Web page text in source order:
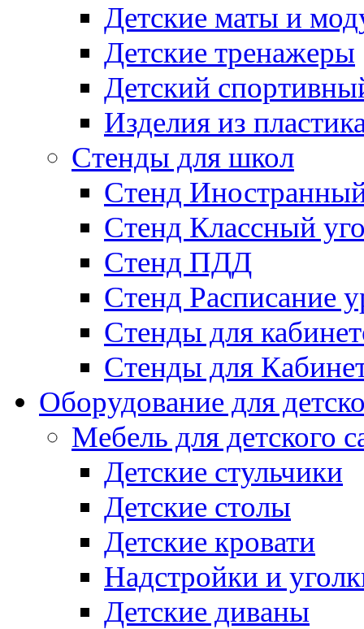
Детские маты и
Детские тренажеры
Детский
Изделия из
Стенды для школ
Стенд
Стенд Классный
Стенд ПДД
Стенд Расписание
Стенды для
Стенды для
Оборудование для
Мебель для детского
Детские стульчики
Детские столы
Детские кровати
Надстройки и
Детские диваны